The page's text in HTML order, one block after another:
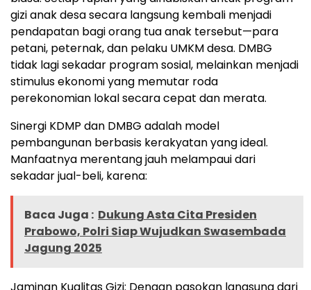
gizi anak desa secara langsung kembali menjadi
pendapatan bagi orang tua anak tersebut—para
petani, peternak, dan pelaku UMKM desa. DMBG
tidak lagi sekadar program sosial, melainkan menjadi
stimulus ekonomi yang memutar roda
perekonomian lokal secara cepat dan merata.
Sinergi KDMP dan DMBG adalah model
pembangunan berbasis kerakyatan yang ideal.
Manfaatnya merentang jauh melampaui dari
sekadar jual-beli, karena:
Baca Juga : Dukung Asta Cita Presiden
Prabowo, Polri Siap Wujudkan Swasembada
Jagung 2025